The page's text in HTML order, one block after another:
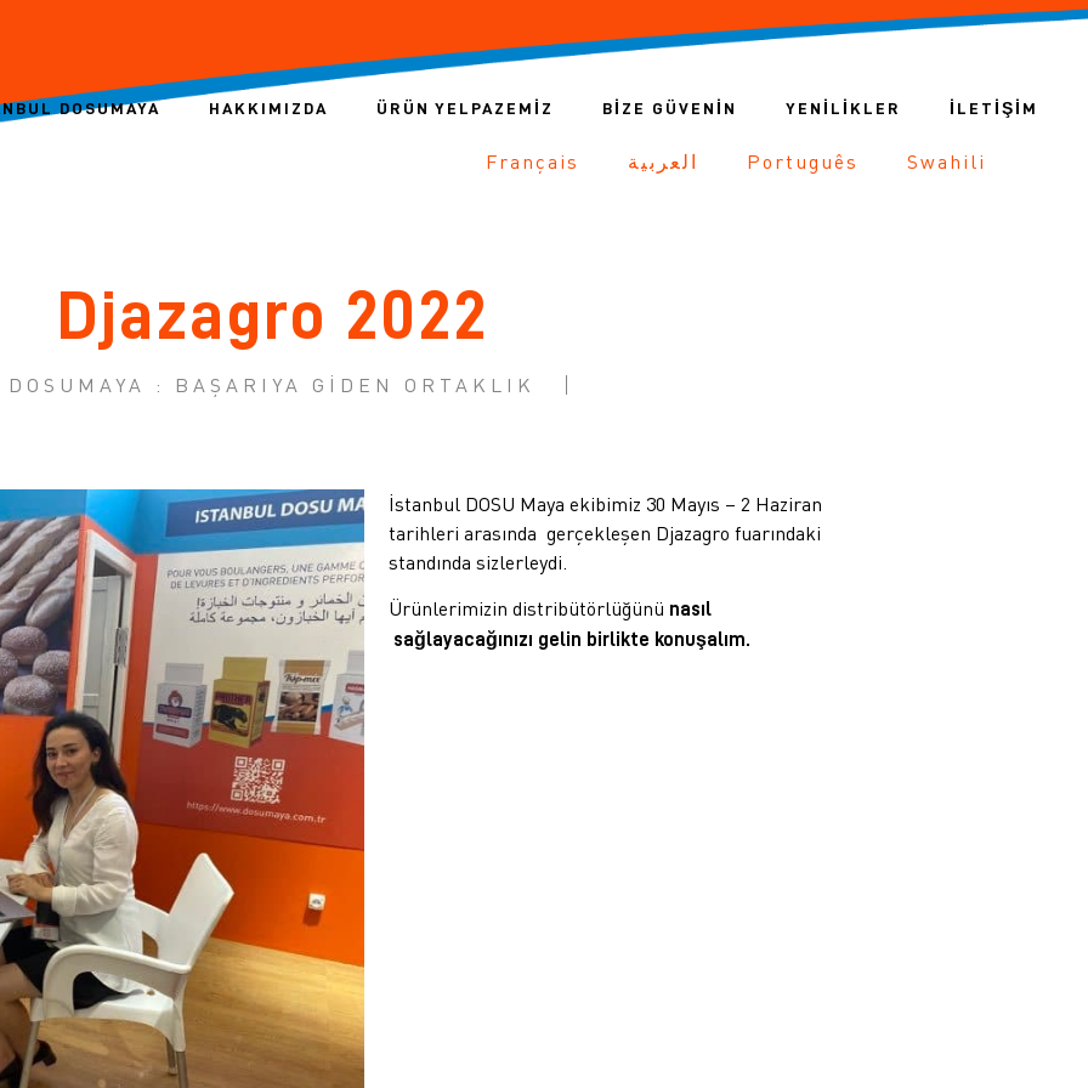
DOSUMAYA HAKKIMIZDA ÜRÜN YELPAZEMIZ BİZE GÜVENİN YENİLİKLER İLETIŞIM
Français العربية Português Swahili
Djazagro 2022
DOSUMAYA : BAŞARIYA GİDEN ORTAKLIK
İstanbul DOSU Maya ekibimiz 30 Mayıs – 2 Haziran
tarihleri arasında gerçekleşen Djazagro fuarındaki
standında sizlerleydi.
Ürünlerimizin distribütörlüğünü nasıl
sağlayacağınızı gelin birlikte konuşalım.